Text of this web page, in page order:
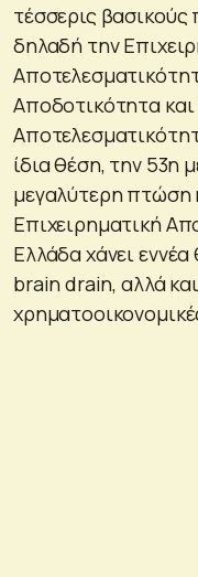
τέσσερις
δηλαδή την
Αποδοτικότητα
ίδια θέση, την 53η
μεγαλύτερη πτώση
Επιχειρηματική
Ελλάδα χάνει εννέα
brain drain, αλλά